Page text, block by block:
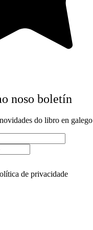
noso boletín
do libro en galego
de privacidade